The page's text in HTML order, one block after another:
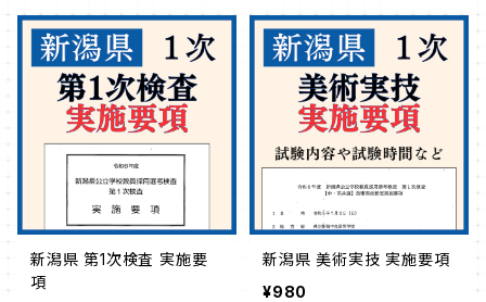
新潟県 第1次検査 実施要
項
新潟県 美術実技 実施要項
¥980